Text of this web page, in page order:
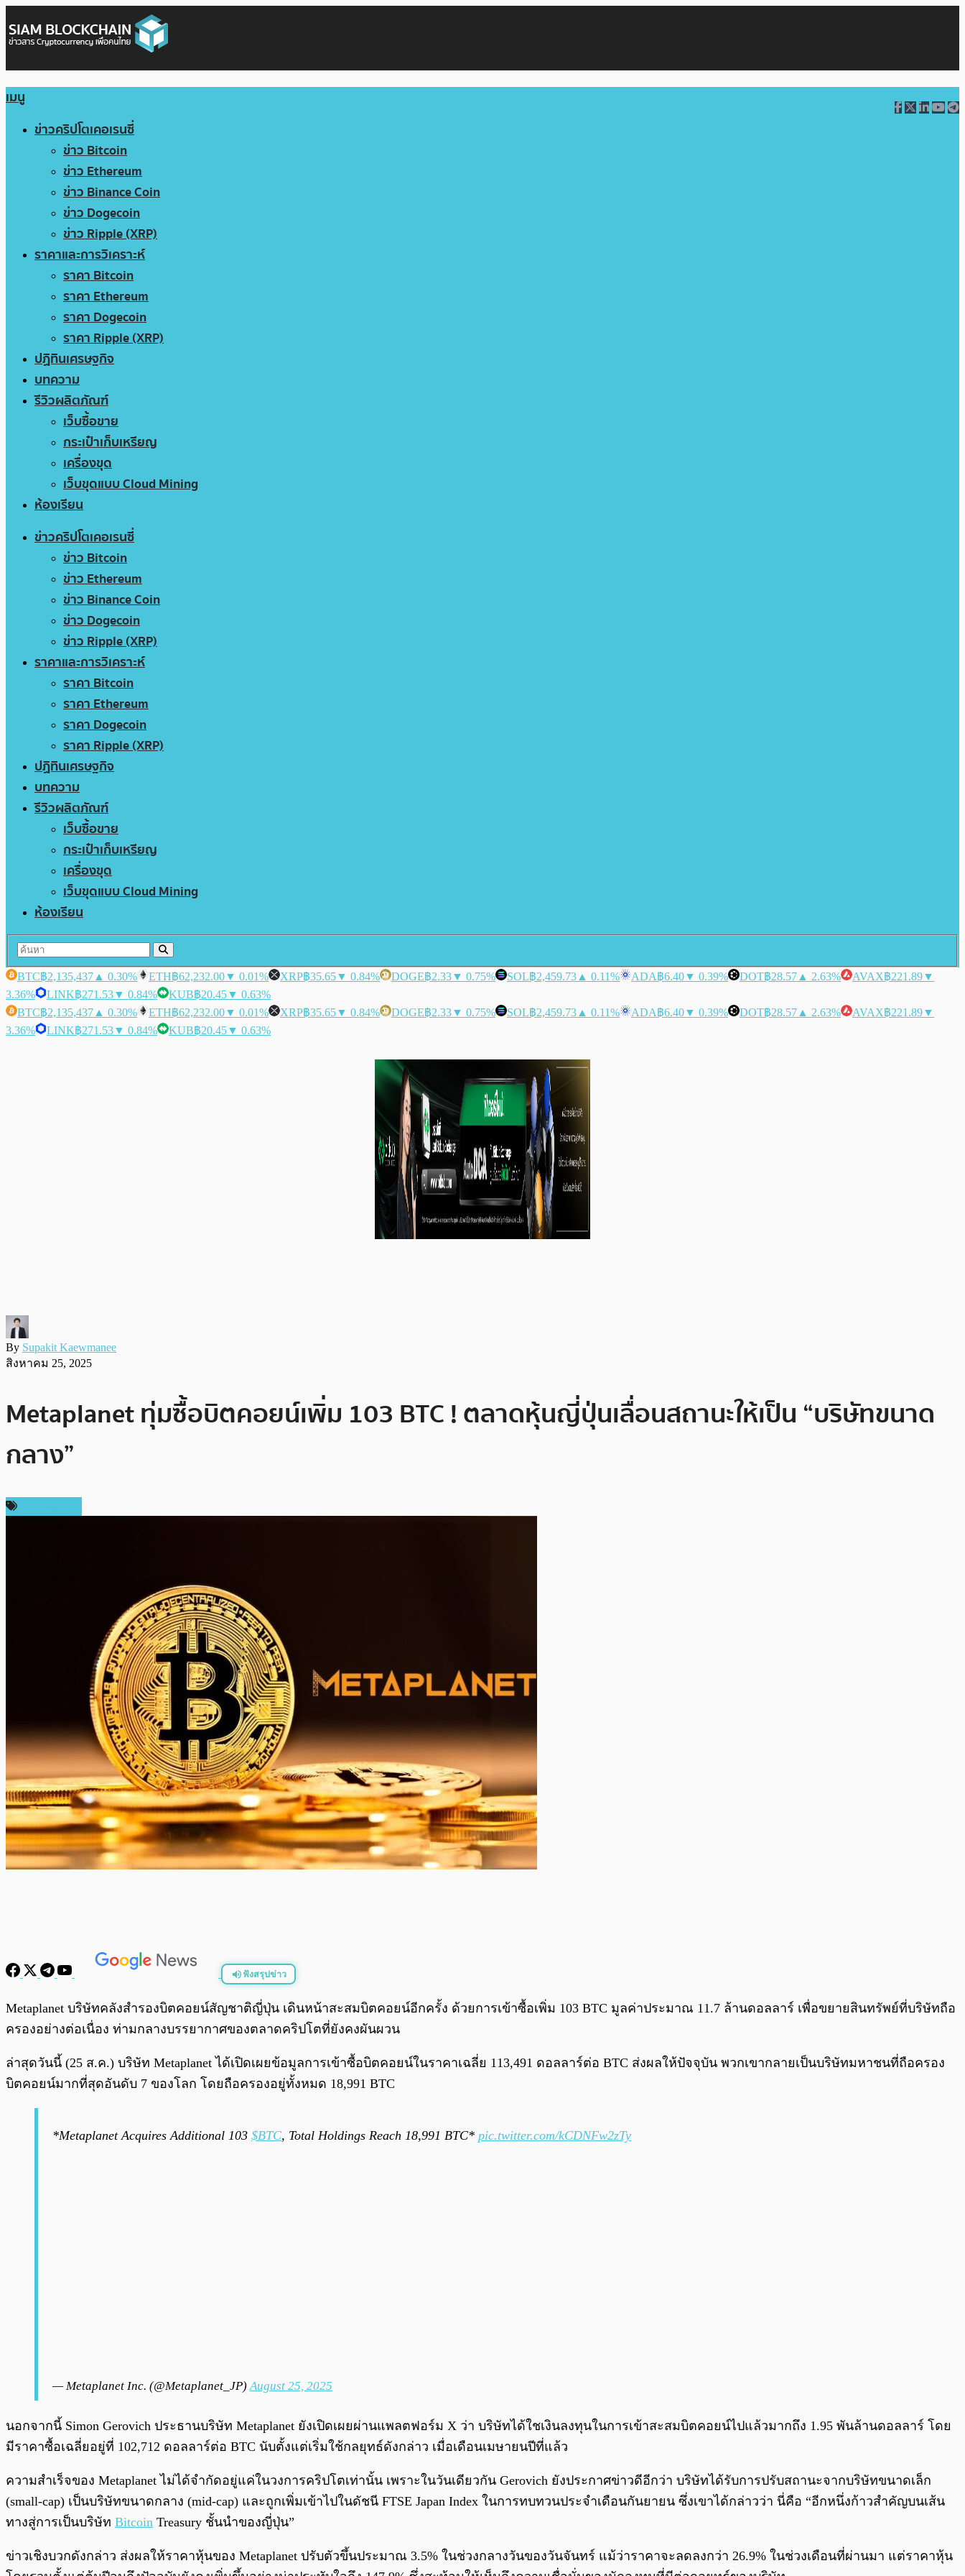
เมนู
ข่าวคริปโตเคอเรนซี่
ข่าว Bitcoin
ข่าว Ethereum
ข่าว Binance Coin
ข่าว Dogecoin
ข่าว Ripple (XRP)
ราคาและการวิเคราะห์
ราคา Bitcoin
ราคา Ethereum
ราคา Dogecoin
ราคา Ripple (XRP)
ปฏิทินเศรษฐกิจ
บทความ
รีวิวผลิตภัณฑ์
เว็บซื้อขาย
กระเป๋าเก็บเหรียญ
เครื่องขุด
เว็บขุดแบบ Cloud Mining
ห้องเรียน
ข่าวคริปโตเคอเรนซี่
ข่าว Bitcoin
ข่าว Ethereum
ข่าว Binance Coin
ข่าว Dogecoin
ข่าว Ripple (XRP)
ราคาและการวิเคราะห์
ราคา Bitcoin
ราคา Ethereum
ราคา Dogecoin
ราคา Ripple (XRP)
ปฏิทินเศรษฐกิจ
บทความ
รีวิวผลิตภัณฑ์
เว็บซื้อขาย
กระเป๋าเก็บเหรียญ
เครื่องขุด
เว็บขุดแบบ Cloud Mining
ห้องเรียน
BTC฿2,135,437 ▲ 0.30% ETH฿62,232.00▼ 0.01% XRP฿35.65▼ 0.84% DOGE฿2.33▼ 0.75% SOL฿2,459.73 ▲ 0.11% ADA฿6.40▼ 0.39% DOT฿28.57 ▲ 2.63% AVAX฿221.89▼
3.36%
LINK฿271.53▼ 0.84% KUB฿20.45▼ 0.63%
BTC฿2,135,437 ▲ 0.30% ETH฿62,232.00▼ 0.01% XRP฿35.65▼ 0.84% DOGE฿2.33▼ 0.75% SOL฿2,459.73 ▲ 0.11% ADA฿6.40▼ 0.39% DOT฿28.57 ▲ 2.63% AVAX฿221.89▼
3.36%
LINK฿271.53▼ 0.84% KUB฿20.45▼ 0.63%
By Supakit Kaewmanee
สิงหาคม 25, 2025
Metaplanet ทุ่มซื้อบิตคอยน์เพิ่ม 103 BTC ! ตลาดหุ้นญี่ปุ่นเลื่อนสถานะให้เป็น “บริษัทขนาด
กลาง”
ฟังสรุปข่าว
พร้อมเล่น 0:00/ 0:00
Metaplanet บริษัทคลังสำรองบิตคอยน์สัญชาติญี่ปุ่น เดินหน้าสะสมบิตคอยน์อีกครั้ง ด้วยการเข้าซื้อเพิ่ม 103 BTC มูลค่าประมาณ 11.7 ล้านดอลลาร์ เพื่อขยายสินทรัพย์ที่บริษัทถือ
ครองอย่างต่อเนื่อง ท่ามกลางบรรยากาศของตลาดคริปโตที่ยังคงผันผวน
ล่าสุดวันนี้ (25 ส.ค.) บริษัท Metaplanet ได้เปิดเผยข้อมูลการเข้าซื้อบิตคอยน์ในราคาเฉลี่ย 113,491 ดอลลาร์ต่อ BTC ส่งผลให้ปัจจุบัน พวกเขากลายเป็นบริษัทมหาชนที่ถือครอง
บิตคอยน์มากที่สุดอันดับ 7 ของโลก โดยถือครองอยู่ทั้งหมด 18,991 BTC
*Metaplanet Acquires Additional 103 $BTC, Total Holdings Reach 18,991 BTC* pic.twitter.com/kCDNFw2zTy
— Metaplanet Inc. (@Metaplanet_JP)August 25, 2025
นอกจากนี้ Simon Gerovich ประธานบริษัท Metaplanet ยังเปิดเผยผ่านแพลตฟอร์ม X ว่า บริษัทได้ใชเงินลงทุนในการเข้าสะสมบิตคอยน์ไปแล้วมากถึง 1.95 พันล้านดอลลาร์ โดย
มีราคาซื้อเฉลี่ยอยู่ที่ 102,712 ดอลลาร์ต่อ BTC นับตั้งแต่เริ่มใช้กลยุทธ์ดังกล่าว เมื่อเดือนเมษายนปีที่แล้ว
ความสำเร็จของ Metaplanet ไม่ได้จำกัดอยู่แค่ในวงการคริปโตเท่านั้น เพราะในวันเดียวกัน Gerovich ยังประกาศข่าวดีอีกว่า บริษัทได้รับการปรับสถานะจากบริษัทขนาดเล็ก
(small-cap) เป็นบริษัทขนาดกลาง (mid-cap) และถูกเพิ่มเข้าไปในดัชนี FTSE Japan Index ในการทบทวนประจำเดือนกันยายน ซึ่งเขาได้กล่าวว่า นี่คือ “อีกหนึ่งก้าวสำคัญบนเส้น
ทางสู่การเป็นบริษัท Bitcoin Treasury ชั้นนำของญี่ปุ่น”
ข่าวเชิงบวกดังกล่าว ส่งผลให้ราคาหุ้นของ Metaplanet ปรับตัวขึ้นประมาณ 3.5% ในช่วงกลางวันของวันจันทร์ แม้ว่าราคาจะลดลงกว่า 26.9% ในช่วงเดือนที่ผ่านมา แต่ราคาหุ้น